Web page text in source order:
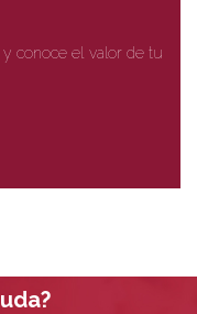
conoce el valor de tu